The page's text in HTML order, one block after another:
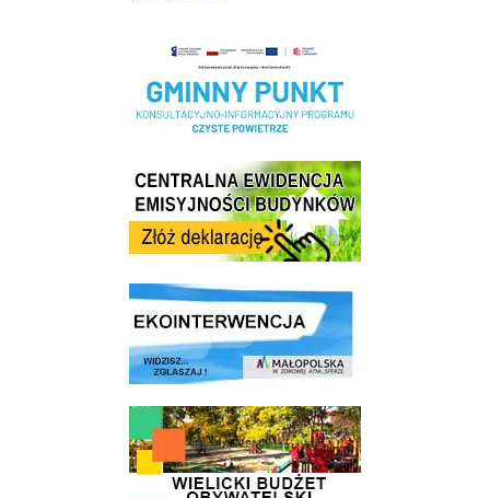
Realizacja Programu Czyste Powietrze w Gminie Wieliczka
Centrala Ewidencja Emisyjności Budynków - złóż deklarację
link do strony ekointerwencja dot.- powietrza
link do strony - Wielicki Budżet Obywatelski